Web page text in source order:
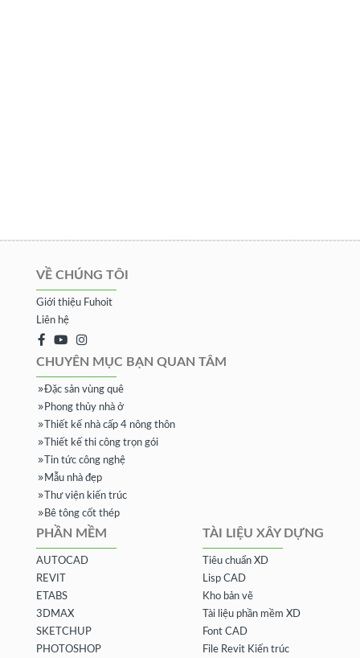
VỀ CHÚNG TÔI
Giới thiệu Fuhoit
Liên hệ
CHUYÊN MỤC BẠN QUAN TÂM
Đặc sản vùng quê
Phong thủy nhà ở
Thiết kế nhà cấp 4 nông thôn
Thiết kế thi công trọn gói
Tin tức công nghệ
Mẫu nhà đẹp
Thư viện kiến trúc
Bê tông cốt thép
PHẦN MỀM
AUTOCAD
REVIT
ETABS
3DMAX
SKETCHUP
PHOTOSHOP
TÀI LIỆU XÂY DỰNG
Tiêu chuẩn XD
Lisp CAD
Kho bản vẽ
Tài liệu phần mềm XD
Font CAD
File Revit Kiến trúc